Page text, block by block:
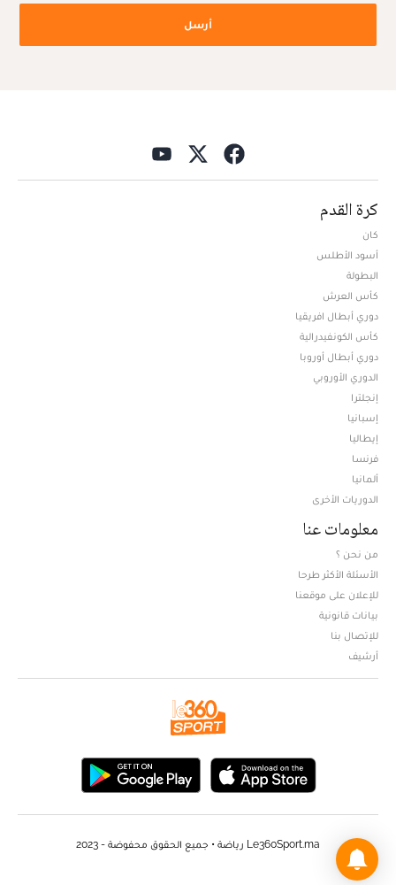
أرسل
كرة القدم
كان
أسود الأطلس
البطولة
كأس العرش
دوري أبطال افريقيا
كأس الكونفيدرالية
دوري أبطال أوروبا
الدوري الأوروبي
إنجلترا
إسبانيا
إيطاليا
فرنسا
ألمانيا
الدوريات الأخرى
معلومات عنا
من نحن ؟
الأسئلة الأكثر طرحا
للإعلان على موقعنا
بيانات قانونية
للإتصال بنا
أرشيف
Le360Sport.ma رياضة • جميع الحقوق محفوضة - 2023